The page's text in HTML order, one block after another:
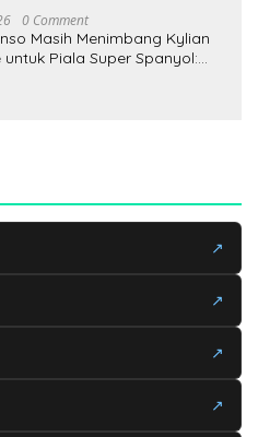
0 Comment
Masih Menimbang Kylian
Piala Super Spanyol:
↗
↗
↗
↗